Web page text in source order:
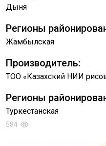
Дыня
Регионы
Жамбылская
Производитель:
ТОО «Казахский НИИ
Регионы
Туркестанская
584